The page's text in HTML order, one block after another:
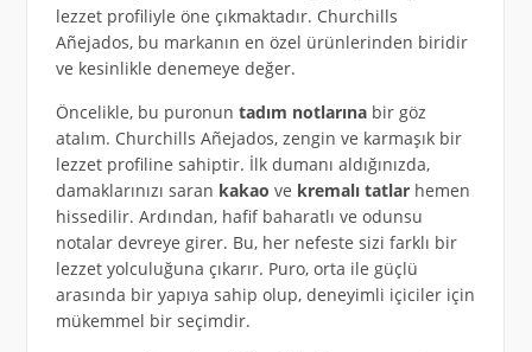
lezzet profiliyle öne çıkmaktadır. Churchills
Añejados, bu markanın en özel ürünlerinden biridir
ve kesinlikle denemeye değer.
Öncelikle, bu puronun tadım notlarınabir göz
atalım. Churchills Añejados, zengin ve karmaşık bir
lezzet profiline sahiptir. İlk dumanı aldığınızda,
damaklarınızı saran kakao ve kremalı tatlarhemen
hissedilir. Ardından, hafif baharatlı ve odunsu
notalar devreye girer. Bu, her nefeste sizi farklı bir
lezzet yolculuğuna çıkarır. Puro, orta ile güçlü
arasında bir yapıya sahip olup, deneyimli içiciler için
mükemmel bir seçimdir.